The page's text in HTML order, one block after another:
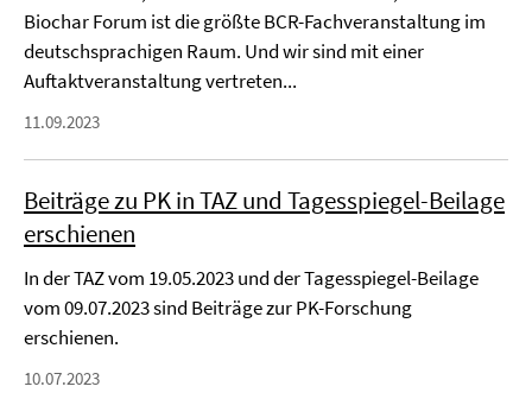
Biochar Forum ist die größte BCR-Fachveranstaltung im
deutschsprachigen Raum. Und wir sind mit einer
Auftaktveranstaltung vertreten...
11.09.2023
Beiträge zu PK in TAZ und Tagesspiegel-Beilage
erschienen
In der TAZ vom 19.05.2023 und der Tagesspiegel-Beilage
vom 09.07.2023 sind Beiträge zur PK-Forschung
erschienen.
10.07.2023